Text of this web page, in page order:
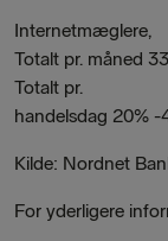
Internetmæglere,
Totalt pr. måned
Totalt pr.
handelsdag 20%
Kilde: Nordnet
For yderligere